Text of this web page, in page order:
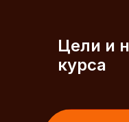
Цели и
курса